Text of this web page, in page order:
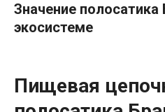
Значение полосатика
экосистеме
Пищевая